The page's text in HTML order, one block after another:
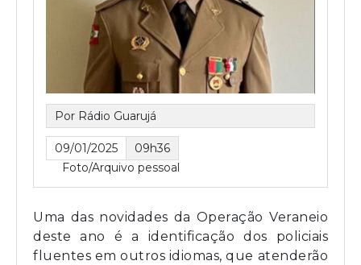
Por Rádio Guarujá
09/01/2025
09h36
Foto/Arquivo pessoal
Uma das novidades da Operação Veraneio
deste ano é a identificação dos policiais
fluentes em outros idiomas, que atenderão